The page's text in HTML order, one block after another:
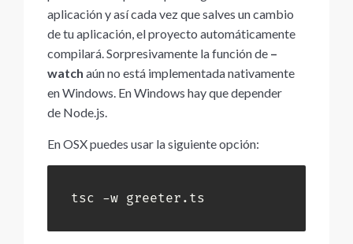
aplicación y así cada vez que salves un cambio
de tu aplicación, el proyecto automáticamente
compilará. Sorpresivamente la función de –
watch aún no está implementada nativamente
en Windows. En Windows hay que depender
de Node.js.
En OSX puedes usar la siguiente opción:
tsc -w greeter.ts